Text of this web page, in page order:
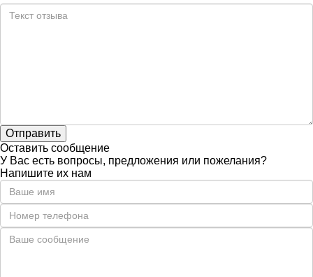
Оставить сообщение
У Вас есть вопросы, предложения или пожелания?
Напишите их нам